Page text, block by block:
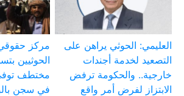
العليمي: الحوثي يراهن على
التصعيد لخدمة أجندات
خارجية.. والحكومة ترفض
الابتزاز لفرض أمر واقع
مركز
الحوثيين
مختطف
في سجن